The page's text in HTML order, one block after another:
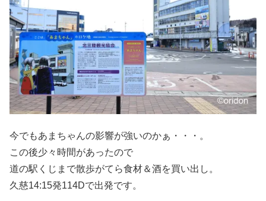
今でもあまちゃんの影響が強いのかぁ・・・。
この後少々時間があったので
道の駅くじまで散歩がてら食材＆酒を買い出し。
久慈14:15発114Dで出発です。